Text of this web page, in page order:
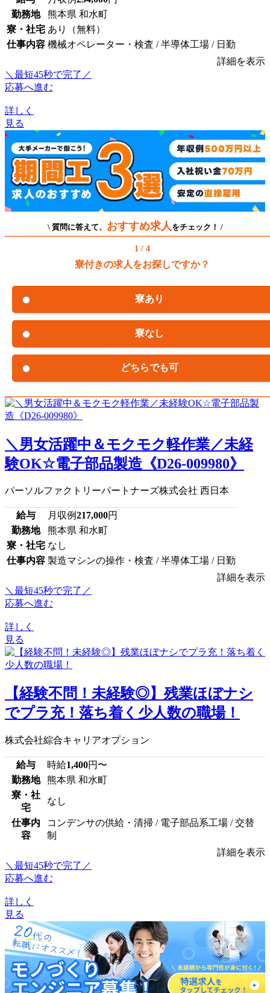
勤務地
熊本県 和水町
寮・社宅 あり（無料）
仕事内容 機械オペレーター・検査 / 半導体工場 / 日勤
詳細を表示
＼最短45秒で完了／
応募へ進む
詳しく
見る
\ 質問に答えて、 おすすめ求人 をチェック！ /
1 / 4
寮付きの求人をお探しですか？
寮あり
寮なし
どちらでも可
＼男女活躍中＆モクモク軽作業／未経
験OK☆電子部品製造《D26-009980》
パーソルファクトリーパートナーズ株式会社 西日本
給与 月収例217,000円
勤務地
熊本県 和水町
寮・社宅 なし
仕事内容 製造マシンの操作・検査 / 半導体工場 / 日勤
詳細を表示
＼最短45秒で完了／
応募へ進む
詳しく
見る
【経験不問！未経験◎】残業ほぼナシ
でプラ充！落ち着く少人数の職場！
株式会社綜合キャリアオプション
給与 時給1,400円〜
勤務地
熊本県 和水町
寮・社
宅
なし
仕事内
容
コンデンサの供給・清掃 / 電子部品系工場 / 交替
制
詳細を表示
＼最短45秒で完了／
応募へ進む
詳しく
見る